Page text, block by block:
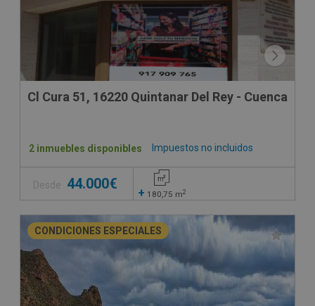
Cl Cura 51, 16220 Quintanar Del Rey - Cuenca
Impuestos no incluidos
2 inmuebles disponibles
Desde 44.000€
+ 180,75 m2
CONDICIONES ESPECIALES